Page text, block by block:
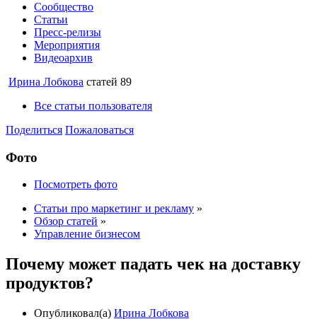
Сообщество
Статьи
Пресс-релизы
Мероприятия
Видеоархив
Ирина Лобкова статей 89
Все статьи пользователя
Поделиться Пожаловаться
Фото
Посмотреть фото
Статьи про маркетинг и рекламу »
Обзор статей »
Управление бизнесом
Почему может падать чек на доставку
продуктов?
Опубликовал(а) Ирина Лобкова